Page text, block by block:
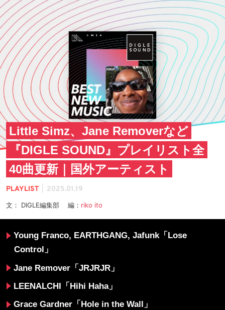
Little Simz、Jane Removerなど
『DIGLE SOUND』プレイリスト全
40曲更新｜国外アーティスト
PLAYLIST 2025.01.19
文： DIGLE編集部 編： riko ito
Young Franco, EARTHGANG, Jafunk「Lose
Control」
Jane Remover「JRJRJR」
LEENALCHI「Hihi Haha」
Grace Gardner「Hole in the Wall」